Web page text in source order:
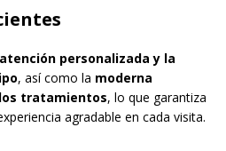
atención personalizada y la
, así como la moderna
tratamientos, lo que garantiza
agradable en cada visita.